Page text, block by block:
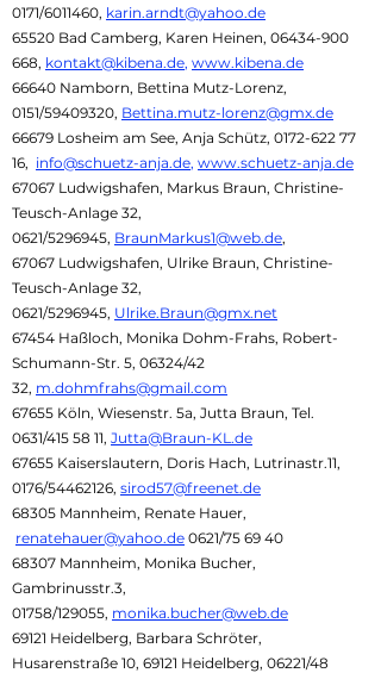
0171/6011460, karin.arndt@yahoo.de
65520 Bad Camberg, Karen Heinen, 06434-900
668, kontakt@kibena.de, www.kibena.de
66640 Namborn, Bettina Mutz-Lorenz,
0151/59409320, Bettina.mutz-lorenz@gmx.de
66679 Losheim am See, Anja Schütz, 0172-622 77
16, info@schuetz-anja.de, www.schuetz-anja.de
67067 Ludwigshafen, Markus Braun, Christine-
Teusch-Anlage 32,
0621/5296945, BraunMarkus1@web.de,
67067 Ludwigshafen, Ulrike Braun, Christine-
Teusch-Anlage 32,
0621/5296945, Ulrike.Braun@gmx.net
67454 Haßloch, Monika Dohm-Frahs, Robert-
Schumann-Str. 5, 06324/42
32, m.dohmfrahs@gmail.com
67655 Köln, Wiesenstr. 5a, Jutta Braun, Tel.
0631/415 58 11, Jutta@Braun-KL.de
67655 Kaiserslautern, Doris Hach, Lutrinastr.11,
0176/54462126, sirod57@freenet.de
68305 Mannheim, Renate Hauer,
renatehauer@yahoo.de 0621/75 69 40
68307 Mannheim, Monika Bucher,
Gambrinusstr.3,
01758/129055, monika.bucher@web.de
69121 Heidelberg, Barbara Schröter,
Husarenstraße 10, 69121 Heidelberg, 06221/48